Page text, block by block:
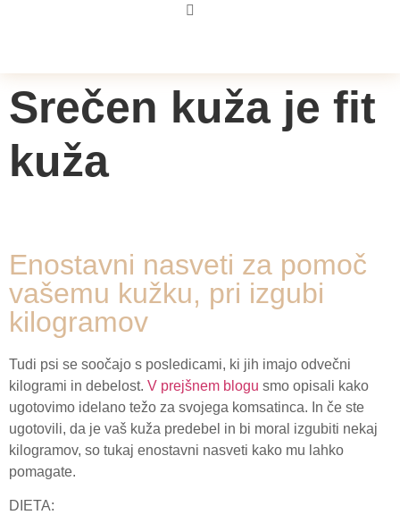
Srečen kuža je fit
kuža
Enostavni nasveti za pomoč
vašemu kužku, pri izgubi
kilogramov
Tudi psi se soočajo s posledicami, ki jih imajo odvečni
kilogrami in debelost. V prejšnem blogu smo opisali kako
ugotovimo idelano težo za svojega komsatinca. In če ste
ugotovili, da je vaš kuža predebel in bi moral izgubiti nekaj
kilogramov, so tukaj enostavni nasveti kako mu lahko
pomagate.
DIETA: